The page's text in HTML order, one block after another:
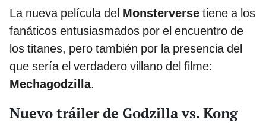
La nueva película del Monsterverse tiene a los
fanáticos entusiasmados por el encuentro de
los titanes, pero también por la presencia del
que sería el verdadero villano del filme:
Mechagodzilla.
Nuevo tráiler de Godzilla vs. Kong